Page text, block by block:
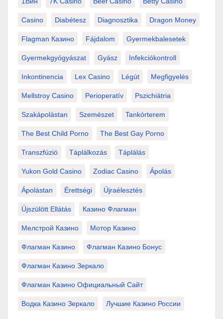
Casino Diabétesz Diagnosztika Dragon Money
Flagman Казино Fájdalom Gyermekbalesetek
Gyermekgyógyászat Gyász Infekciókontroll
Inkontinencia Lex Casino Légút Megfigyelés
Mellstroy Casino Perioperatív Pszichiátria
Szakápolástan Szemészet Tankórterem
The Best Child Porno The Best Gay Porno
Transzfúzió Táplálkozás Táplálás
Yukon Gold Casino Zodiac Casino Ápolás
Ápolástan Érettségi Újraélesztés
Újszülött Ellátás Казино Флагман
Мелстрой Казино Мотор Казино
Флагман Казино Флагман Казино Бонус
Флагман Казино Зеркало
Флагман Казино Официальный Сайт
Водка Казино Зеркало Лучшие Казино России